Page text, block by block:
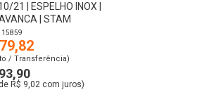
21 | ESPELHO INOX |
| STAM
15859
/ Transferência)
R$ 9,02 com juros)